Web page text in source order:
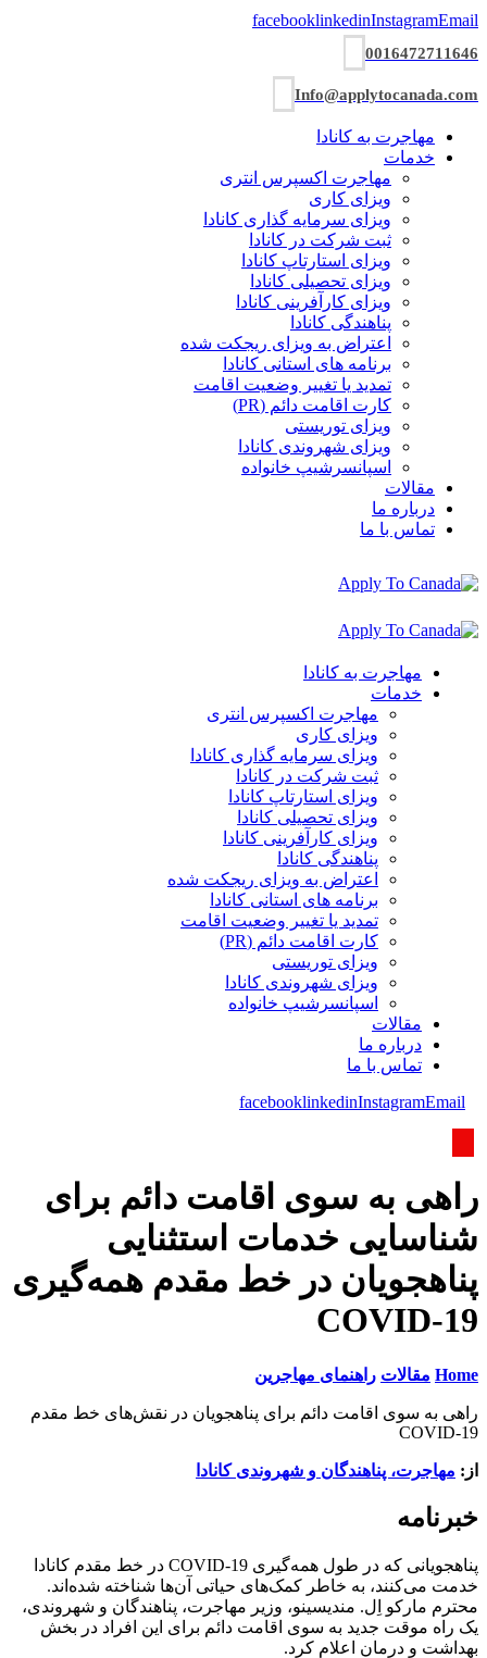
facebooklinkedinInstagramEmail
0016472711646
Info@applytocanada.com
مهاجرت به کانادا
خدمات
مهاجرت اکسپرس انتری
ویزای کاری
ویزای سرمایه گذاری کانادا
ثبت شرکت در کانادا
ویزای استارتاپ کانادا
ویزای تحصیلی کانادا
ویزای کارآفرینی کانادا
پناهندگی کانادا
اعتراض به ویزای ریجکت شده
برنامه های استانی کانادا
تمدید یا تغییر وضعیت اقامت
کارت اقامت دائم (PR)
ویزای توریستی
ویزای شھروندی کانادا
اسپانسرشیپ خانواده
مقالات
درباره ما
تماس با ما
مهاجرت به کانادا
خدمات
مهاجرت اکسپرس انتری
ویزای کاری
ویزای سرمایه گذاری کانادا
ثبت شرکت در کانادا
ویزای استارتاپ کانادا
ویزای تحصیلی کانادا
ویزای کارآفرینی کانادا
پناهندگی کانادا
اعتراض به ویزای ریجکت شده
برنامه های استانی کانادا
تمدید یا تغییر وضعیت اقامت
کارت اقامت دائم (PR)
ویزای توریستی
ویزای شھروندی کانادا
اسپانسرشیپ خانواده
مقالات
درباره ما
تماس با ما
facebooklinkedinInstagramEmail
راهی به سوی اقامت دائم برای
شناسایی خدمات استثنایی
پناهجویان در خط مقدم همه‌گیری
COVID-19
Home مقالات راهنمای مهاجرین
راهی به سوی اقامت دائم برای پناهجویان در نقش‌های خط مقدم
COVID-19
از: مهاجرت، پناهندگان و شهروندی کانادا
خبرنامه
پناهجویانی که در طول همه‌گیری COVID-19 در خط مقدم کانادا
خدمت می‌کنند، به خاطر کمک‌های حیاتی آن‌ها شناخته شده‌اند.
محترم مارکو اِل. مندیسینو، وزیر مهاجرت، پناهندگان و شهروندی،
یک راه موقت جدید به سوی اقامت دائم برای این افراد در بخش
بهداشت و درمان اعلام کرد.